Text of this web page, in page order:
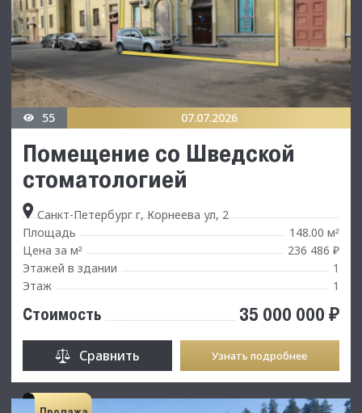
55 07.07.2026
Помещение со Шведской
стоматологией
Санкт-Петербург г, Корнеева ул, 2
Площадь
148.00 м²
Цена за м²
236 486 ₽
Этажей в здании
1
Этаж
1
Стоимость 35 000 000 ₽
Сравнить Узнать подробнее